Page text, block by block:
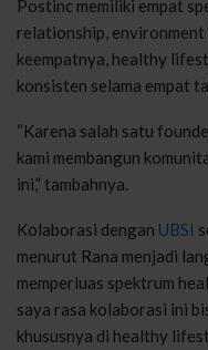
Postinc memiliki empat
relationship,
keempatnya, healthy
konsisten selama empat
“Karena salah satu
kami membangun
ini,” tambahnya.
Kolaborasi dengan UBSI
menurut Rana menjadi
memperluas spektrum
saya rasa kolaborasi ini
khususnya di healthy